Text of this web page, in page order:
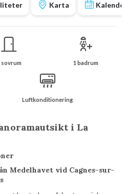
Karta
sovrum 1 badrum
Luftkonditionering
i La
Medelhavet vid Cagnes-sur-